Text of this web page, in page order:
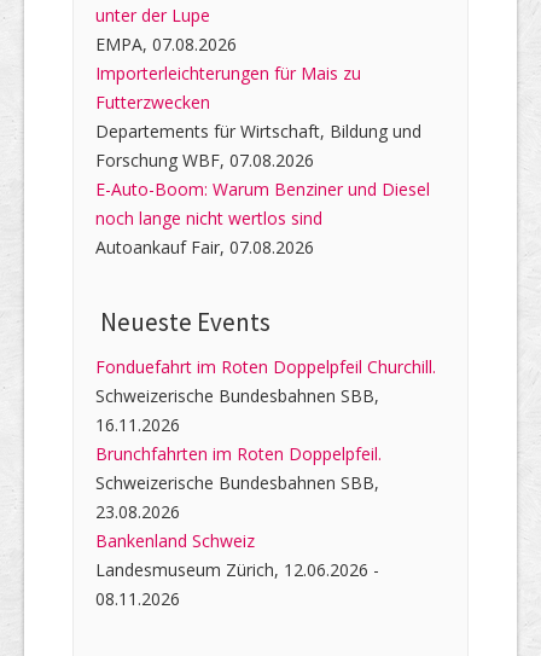
unter der Lupe
EMPA, 07.08.2026
Importerleichterungen für Mais zu
Futterzwecken
Departements für Wirtschaft, Bildung und
Forschung WBF, 07.08.2026
E-Auto-Boom: Warum Benziner und Diesel
noch lange nicht wertlos sind
Autoankauf Fair, 07.08.2026
Neueste Events
Fonduefahrt im Roten Doppelpfeil Churchill.
Schweizerische Bundesbahnen SBB,
16.11.2026
Brunchfahrten im Roten Doppelpfeil.
Schweizerische Bundesbahnen SBB,
23.08.2026
Bankenland Schweiz
Landesmuseum Zürich, 12.06.2026 -
08.11.2026